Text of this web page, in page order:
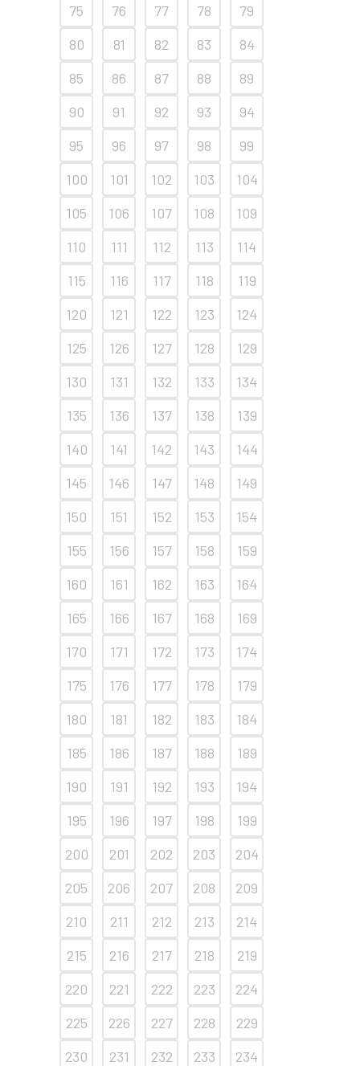
75
76 77 78
79
80
81 82 83
84
85
86 87 88
89
90
91 92 93
94
95
96 97 98
99
100
101 102 103
104
105
106 107 108
109
110
111 112 113
114
115
116 117 118
119
120
121 122 123
124
125
126 127 128
129
130
131 132 133
134
135
136 137 138
139
140
141 142 143
144
145
146 147 148
149
150
151 152 153
154
155
156 157 158
159
160
161 162 163
164
165
166 167 168
169
170
171 172 173
174
175
176 177 178
179
180
181 182 183
184
185
186 187 188
189
190
191 192 193
194
195
196 197 198
199
200
201 202 203
204
205
206 207 208
209
210
211 212 213
214
215
216 217 218
219
220
221 222 223
224
225
226 227 228
229
230
231 232 233
234